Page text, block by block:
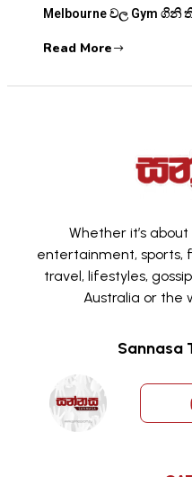
Melbourne වල Gym ගිනි
Read More
Whether it’s
entertainment, sports,
travel, lifestyles,
Australia or the
Sannasa